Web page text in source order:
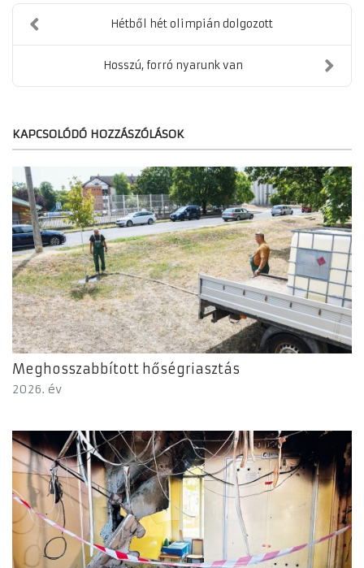
Hétből hét olimpián dolgozott
Hosszú, forró nyarunk van
KAPCSOLÓDÓ HOZZÁSZÓLÁSOK
Meghosszabbított hőségriasztás
2026. év